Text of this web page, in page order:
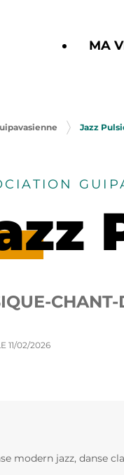
MA
Jazz
CHANT-
11/02/2026
modern jazz, danse